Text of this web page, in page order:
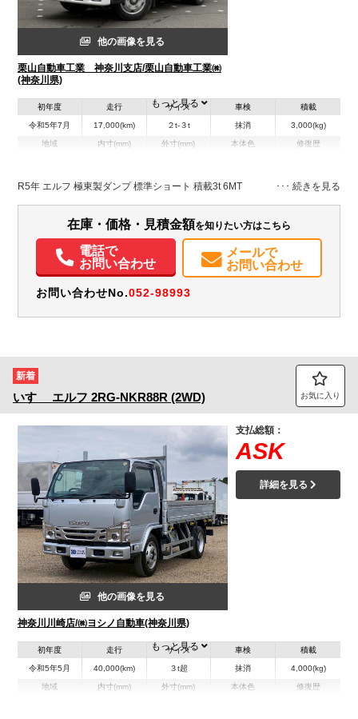
他の画像を見る
栗山自動車工業 神奈川支店/栗山自動車工業㈱
(神奈川県)
初年度
令和5年7月
走行
17,000(km)
サイズ
２t-３t
車検
抹消
積載
3,000(kg)
地域 内寸(mm)
H:370
外寸(mm) 本体色 修復歴
もっと見る
R5年 エルフ 極東製ダンプ 標準ショート 積載3t 6MT
在庫・価格・見積金額を知りたい方はこちら
電話で
お問い合わせ
メールで
お問い合わせ
お問い合わせNo.052-98993
新着
いすゞ エルフ 2RG-NKR88R (2WD) お気に入り
他の画像を見る
神奈川川崎店/㈱ヨシノ自動車(神奈川県)
支払総額：
ASK
詳細を見る
初年度
令和5年5月
走行
40,000(km)
サイズ
３t超
車検
抹消
積載
4,000(kg)
地域 内寸(mm) 外寸(mm) 本体色 修復歴
もっと見る